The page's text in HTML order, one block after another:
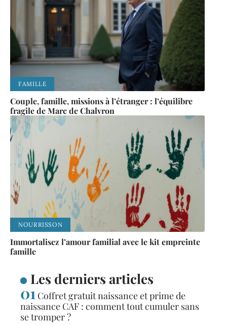
FAMILLE
Couple, famille, missions à l’étranger : l’équilibre
fragile de Marc de Chalvron
NOURRISSON
Immortalisez l’amour familial avec le kit empreinte
famille
Les derniers articles
Coffret gratuit naissance et prime de
naissance CAF : comment tout cumuler sans
se tromper ?